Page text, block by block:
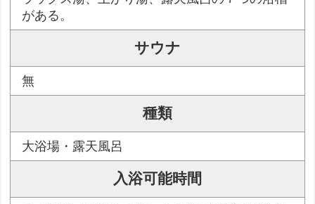
がある。
サウナ
無
種類
大浴場・露天風呂
入浴可能時間